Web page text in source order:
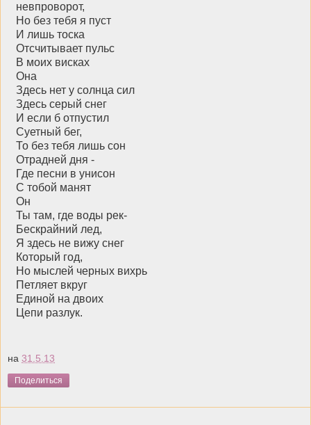
невпроворот,
Но без тебя я пуст
И лишь тоска
Отсчитывает пульс
В моих висках
Она
Здесь нет у солнца сил
Здесь серый снег
И если б отпустил
Суетный бег,
То без тебя лишь сон
Отрадней дня -
Где песни в унисон
С тобой манят
Он
Ты там, где воды рек-
Бескрайний лед,
Я здесь не вижу снег
Который год,
Но мыслей черных вихрь
Петляет вкруг
Единой на двоих
Цепи разлук.
на 31.5.13
Поделиться